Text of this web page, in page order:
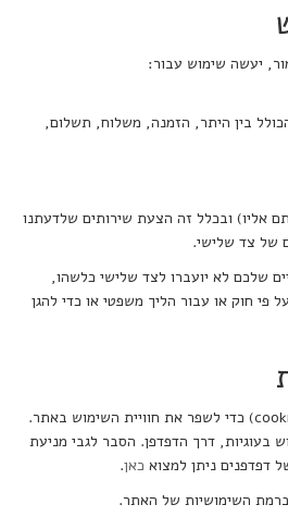
יעשה שימוש עבור:
בין היתר, הזמנה, משלוח, תשלום,
אליו) ובכלל זה הצעת שירותים שלדעתנו
של צד שלישי.
שלכם לא יועברו לצד שלישי כלשהו,
חוק או עבור הליך משפטי או כדי להגן
אנו עושים שימוש בעוגיות (cookies) כדי לשפר את חוויית השימוש באתר.
בעוגיות, דרך הדפדפן. הסבר לגבי מניעת
דפדפנים ניתן למצוא כאן.
השימושיות של האתר.